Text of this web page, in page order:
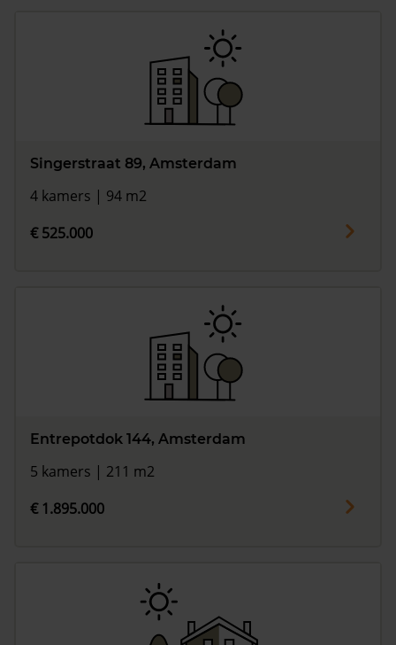
Singerstraat 89, Amsterdam
4 kamers | 94 m2
€ 525.000
Entrepotdok 144, Amsterdam
5 kamers | 211 m2
€ 1.895.000